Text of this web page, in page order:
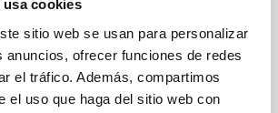
usa cookies
sitio web se usan para personalizar
anuncios, ofrecer funciones de redes
el tráfico. Además, compartimos
el uso que haga del sitio web con
- 09:30 Europe/London